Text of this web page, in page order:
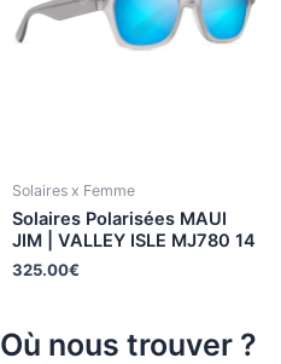
Solaires x Femme
Solaires Polarisées MAUI
JIM | VALLEY ISLE MJ780 14
325.00€
Où nous trouver ?